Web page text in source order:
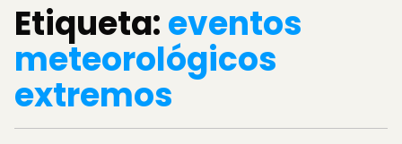
Etiqueta:eventos
meteorológicos
extremos